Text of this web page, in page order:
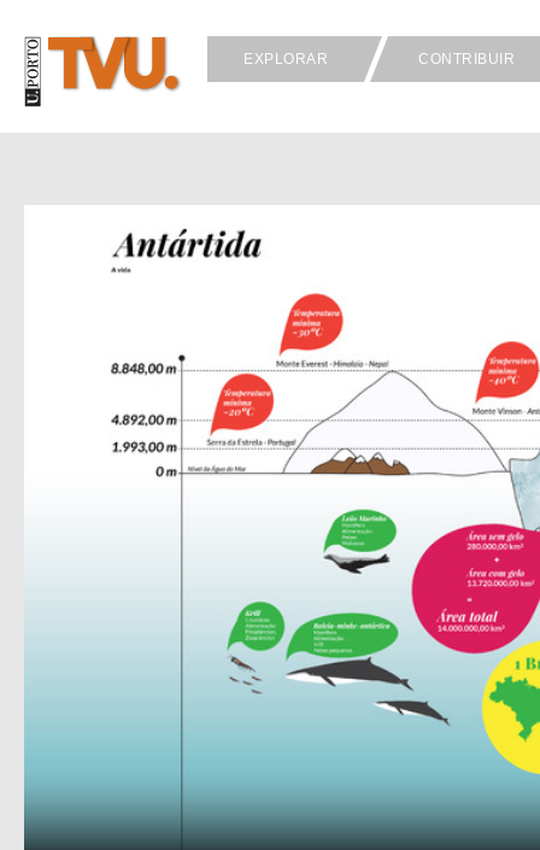
EXPLORAR CONTRIBUIR